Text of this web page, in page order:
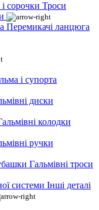
Троси
Перемикачі ланцюга
і супорта
диски
колодки
ручки
Гальмівні троси
Інші деталі